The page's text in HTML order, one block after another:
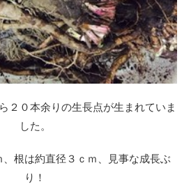
２０本余りの生長点が生まれていま
した。
根は約直径３ｃｍ、見事な成長ぶ
り！